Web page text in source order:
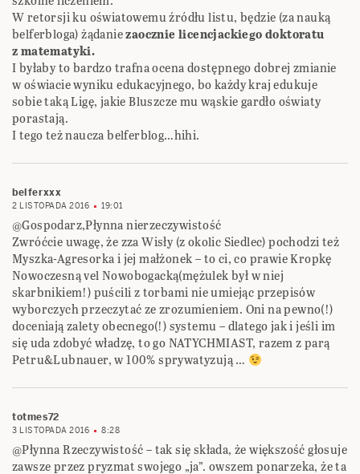
W retorsji ku oświatowemu źródłu listu, będzie (za nauką
belferbloga) żądaniezaocznie licencjackiego doktoratu
z matematyki.
I byłaby to bardzo trafna ocena dostępnego dobrej zmianie
w oświacie wyniku edukacyjnego, bo każdy kraj edukuje
sobie taką Ligę, jakie Bluszcze mu wąskie gardło oświaty
porastają.
I tego też naucza belferblog…hihi.
belferxxx
2 LISTOPADA 2016 19:01
@Gospodarz,Płynna nierzeczywistość
Zwróćcie uwagę, że zza Wisły (z okolic Siedlec) pochodzi też
Myszka-Agresorka i jej małżonek – to ci, co prawie Kropkę
Nowoczesną vel Nowobogacką(mężulek był w niej
skarbnikiem!) puścili z torbami nie umiejąc przepisów
wyborczych przeczytać ze zrozumieniem. Oni na pewno(!)
doceniają zalety obecnego(!) systemu – dlatego jak i jeśli im
się uda zdobyć władzę, to go NATYCHMIAST, razem z parą
Petru&Lubnauer, w 100% sprywatyzują …
totmes72
3 LISTOPADA 2016 8:28
@Płynna Rzeczywistość – tak się składa, że większość głosuje
zawsze przez pryzmat swojego „ja”. owszem ponarzeka, że ta